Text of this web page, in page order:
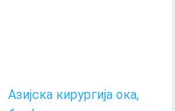
Азијска кирургија ока,